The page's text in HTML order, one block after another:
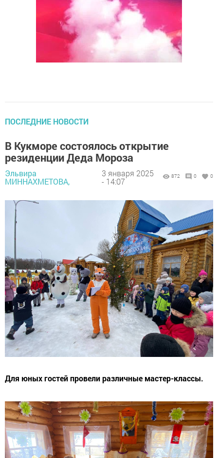
ПОСЛЕДНИЕ НОВОСТИ
В Кукморе состоялось открытие
резиденции Деда Мороза
Эльвира
МИННАХМЕТОВА,
3 января 2025
- 14:07
872 0 0
Для юных гостей провели различные мастер-классы.